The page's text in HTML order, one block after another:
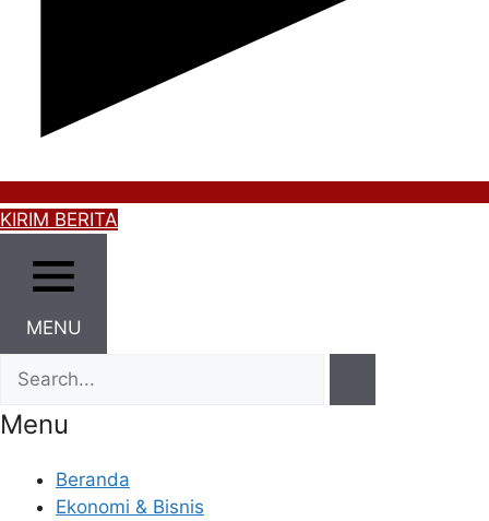
KIRIM BERITA
MENU
Menu
Beranda
Ekonomi & Bisnis